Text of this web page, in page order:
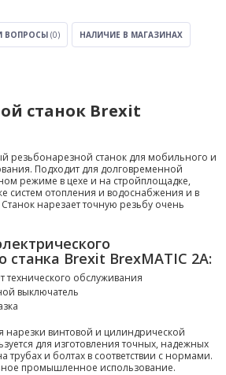
ВОПРОСЫ (0) НАЛИЧИЕ В МАГАЗИНАХ
станок Brexit
резьбонарезной станок для мобильного и
Подходит для долговременной
режиме в цехе и на стройплощадке,
систем отопления и водоснабжения и в
нарезает точную резьбу очень
станка Brexit BrexMATIC 2A:
технического обслуживания
выключатель
нарезки винтовой и цилиндрической
для изготовления точных, надежных
трубах и болтах в соответствии с нормами.
промышленное использование.